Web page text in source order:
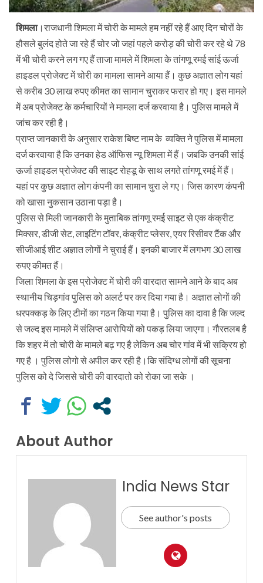
शिमला।राजधानी शिमला में चोरी के मामले हम नहीं रहे हैं आए दिन चोरों के
हौसले बुलंद होते जा रहे हैं चोर जो जहां पहले करोड़ की चोरी कर रहे थे 78
में भी चोरी करने लग गए हैं ताजा मामले में शिमला के तांगणू रमई सांई ऊर्जा
हाइडल प्रोजेक्ट में चोरी का मामला सामने आया हैं। कुछ अज्ञात लोग यहां
से करीब 30 लाख रुपए कीमत का सामान चुराकर फरार हो गए। इस मामले
में अब प्रोजेक्ट के कर्मचारियों ने मामला दर्ज करवाया है। पुलिस मामले में
जांच कर रही है।
प्राप्त जानकारी के अनुसार राकेश बिष्ट नाम के व्यक्ति ने पुलिस में मामला
दर्ज करवाया है कि उनका हेड ऑफिस न्यू शिमला में हैं। जबकि उनकी सांई
ऊर्जा हाइडल प्रोजेक्ट की साइट रोहडू के साथ लगते तांगणू रमई में हैं।
यहां पर कुछ अज्ञात लोग कंपनी का सामान चुरा ले गए। जिस कारण कंपनी
को खासा नुकसान उठाना पड़ा है।
पुलिस से मिली जानकारी के मुताबिक तांगणू रमई साइट से एक कंक्रीट
मिक्सर, डीजी सेट, लाइटिंग टॉवर, कंक्रीट प्लेसर, एयर रिसीवर टैंक और
सीजीआई शीट अज्ञात लोगों ने चुराई हैं। इनकी बाजार में लगभग 30 लाख
रुपए कीमत हैं।
जिला शिमला के इस प्रोजेक्ट में चोरी की वारदात सामने आने के बाद अब
स्थानीय चिड़गांव पुलिस को अलर्ट पर कर दिया गया है। अज्ञात लोगों की
धरपक्कड़ के लिए टीमों का गठन किया गया है। पुलिस का दावा है कि जल्द
से जल्द इस मामले में संलिप्त आरोपियों को पकड़ लिया जाएगा। गौरतलब है
कि शहर में तो चोरी के मामले बढ़ गए है लेकिन अब चोर गांव में भी सक्रिय हो
गए है । पुलिस लोगो से अपील कर रही है।कि संदिग्ध लोगों की सूचना
पुलिस को दे जिससे चोरी की वारदातो को रोका जा सके ।
About Author
India News Star
See author's posts